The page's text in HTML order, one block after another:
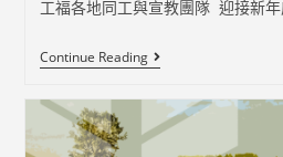
工福各地同工與宣教團隊 迎接新
Continue Reading2026-
01
教
動
態